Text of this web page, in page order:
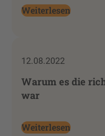
Weiterlesen
12.08.2022
Warum es die
war
Weiterlesen